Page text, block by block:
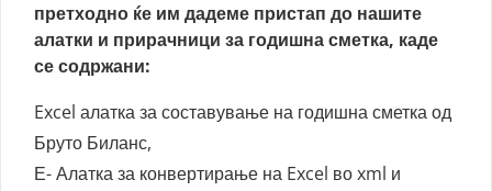
претходно ќе им дадеме пристап до нашите
алатки и прирачници за годишна сметка, каде
се содржани:
Excel алатка за составување на годишна сметка од
Бруто Биланс,
Е- Алатка за конвертирање на Excel во xml и